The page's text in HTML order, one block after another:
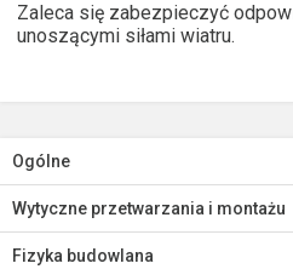
Zaleca się zabezpieczyć
unoszącymi siłami wiatru.
Ogólne
Wytyczne przetwarzania i montażu
Fizyka budowlana